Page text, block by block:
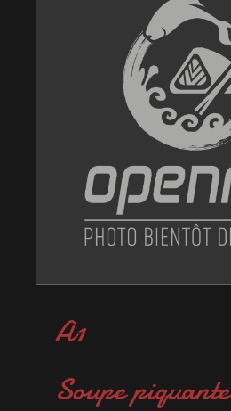
A1
Soupe piquante